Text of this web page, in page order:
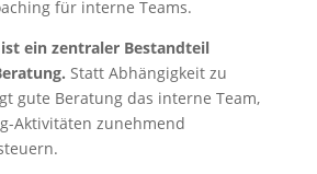
für interne Teams.
ein zentraler Bestandteil
Statt Abhängigkeit zu
gute Beratung das interne Team,
Aktivitäten zunehmend